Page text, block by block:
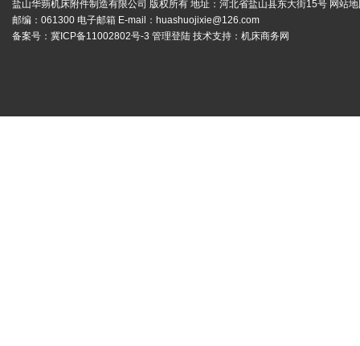
盐山华蒴机床附件制造有限公司 版权所有 地址：河北省盐山县东大街15号 网站
邮编：061300 电子邮箱 E-mail： huashuojixie@126.com
备案号： 冀ICP备11002802号-3 管理登陆 技术支持： 机床商务网